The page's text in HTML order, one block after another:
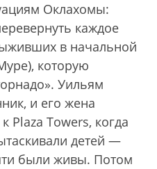
Оклахомы:
каждое
в начальной
которую
Уильям
и его жена
Plaza Towers, когда
детей —
были живы. Потом